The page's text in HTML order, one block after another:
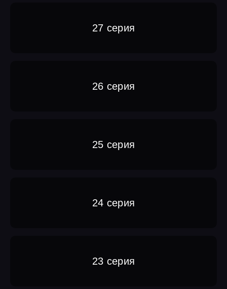
27 серия
26 серия
25 серия
24 серия
23 серия